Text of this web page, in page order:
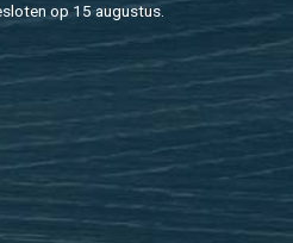
op 15 au­gus­tus.